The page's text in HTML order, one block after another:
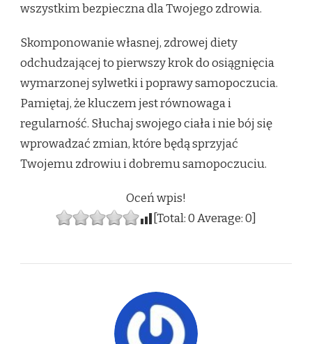
wszystkim bezpieczna dla Twojego zdrowia.
Skomponowanie własnej, zdrowej diety
odchudzającej to pierwszy krok do osiągnięcia
wymarzonej sylwetki i poprawy samopoczucia.
Pamiętaj, że kluczem jest równowaga i
regularność. Słuchaj swojego ciała i nie bój się
wprowadzać zmian, które będą sprzyjać
Twojemu zdrowiu i dobremu samopoczuciu.
Oceń wpis!
[Total:0Average:0